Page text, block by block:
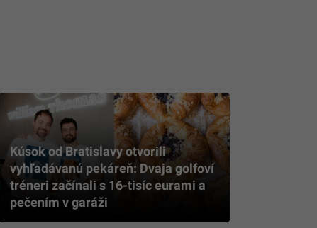
Kúsok od Bratislavy otvorili
vyhľadávanú pekáreň: Dvaja golfoví
tréneri začínali s 16-tisíc eurami a
pečením v garáži